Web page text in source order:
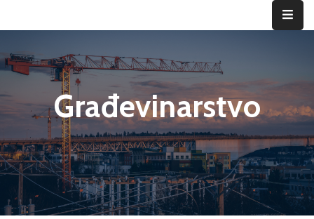
ID
Vogošće
Privreda
Vogošća
Poslovanje
Investiranje
Građevinarstvo
Home Department Građevinarstvo